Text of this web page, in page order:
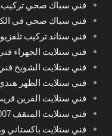
فني سباك صحي تركيب
فني سباك صحي في
فني ستاند تركيب
فني ستلايت الجهراء
فني ستلايت الشويخ
فني ستلايت الظهر
فني ستلايت القرين
فني ستلايت المنقف 94955007
فني ستلايت